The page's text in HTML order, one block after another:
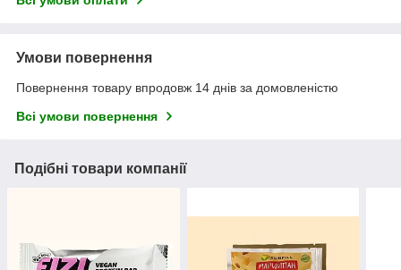
Умови повернення
Повернення товару впродовж 14 днів за домовленістю
Всі умови повернення
Подібні товари компанії